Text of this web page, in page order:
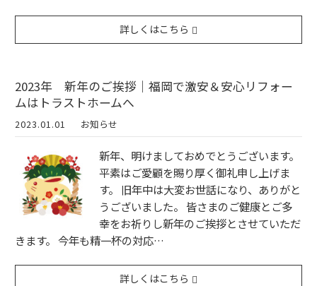
詳しくはこちら
2023年 新年のご挨拶｜福岡で激安＆安心リフォー
ムはトラストホームへ
2023.01.01 お知らせ
新年、明けましておめでとうございます。
平素はご愛顧を賜り厚く御礼申し上げま
す。 旧年中は大変お世話になり、ありがと
うございました。 皆さまのご健康とご多
幸をお祈りし新年のご挨拶とさせていただ
きます。 今年も精一杯の対応…
詳しくはこちら